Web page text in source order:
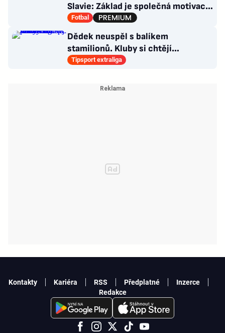
Slavie: Základ je společná motivace.
Nová DNA „sešívaných“
Fotbal
Dědek neuspěl s balíkem
stamilionů. Kluby si chtějí
marketingová práva řídit samy
Tipsport extraliga
Kontakty Kariéra RSS Předplatné
Inzerce
Redakce